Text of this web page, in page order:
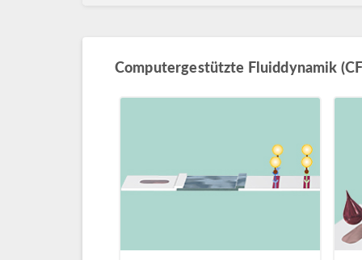
Computergestützte Fluiddynamik